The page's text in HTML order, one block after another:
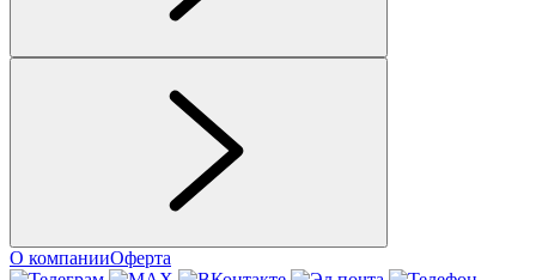
О компанииОферта